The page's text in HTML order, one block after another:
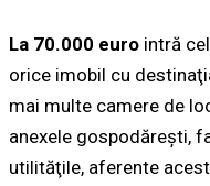
La 70.000 euro intră
orice imobil cu
mai multe camere de
anexele gospodăreşti,
utilităţile, aferente